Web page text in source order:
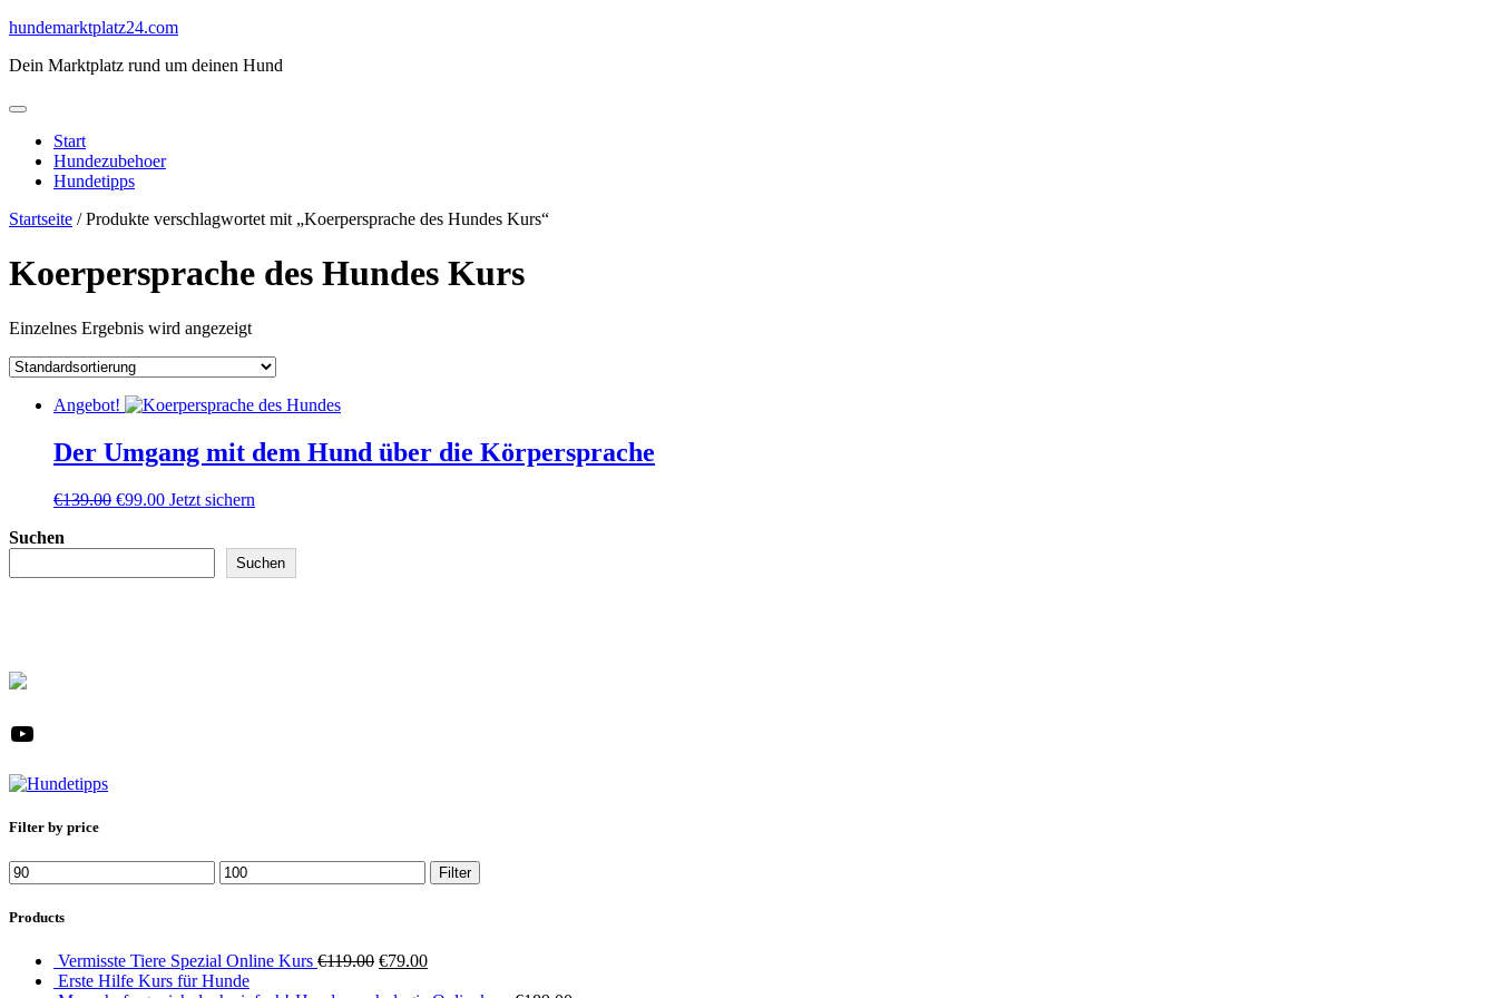
Skip
content
hundemarktplatz24.com
Dein Marktplatz rund um deinen Hund
Start
Hundezubehoer
Hundetipps
Startseite / Produkte verschlagwortet mit „Koerpersprache des Hundes Kurs“
Koerpersprache des Hundes Kurs
Einzelnes Ergebnis wird angezeigt
Angebot!
Der Umgang mit dem Hund über die Körpersprache
€139.00 Ursprünglicher
€99.00Aktueller
Jetzt sichern
Suchen
Suchen
YouTube
Filter by price
Min.
Preis
Max.
Preis
Filter
Products
Vermisste Tiere Spezial Online Kurs €119.00 Ursprünglicher
€79.00Aktueller
Erste Hilfe Kurs für Hunde